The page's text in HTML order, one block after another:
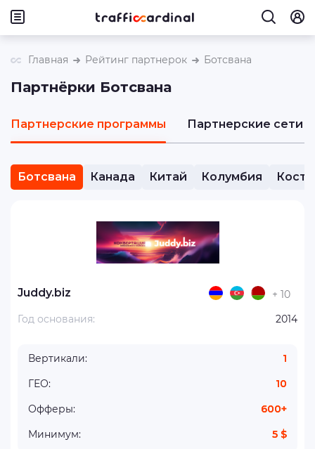
Главная Рейтинг партнерок Ботсвана
Партнёрки Ботсвана
Партнерские программы Партнерские сети
Ботсвана Канада Китай Колумбия
Juddy.biz
Год основания: 2014
+ 10
Вертикали:
1
ГЕО:
10
Офферы:
600+
Минимум:
5 $